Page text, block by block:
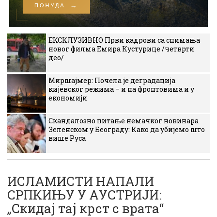
ЕКСКЛУЗИВНО Први кадрови са снимања
новог филма Емира Кустурице /четврти
део/
Миршајмер: Почела је деградација
кијевског режима – и на фронтовима и у
економији
Скандалозно питање немачког новинара
Зеленском у Београду: Како да убијемо што
више Руса
ИСЛАМИСТИ НАПАЛИ
СРПКИЊУ У АУСТРИЈИ:
„Скидај тај крст с врата“